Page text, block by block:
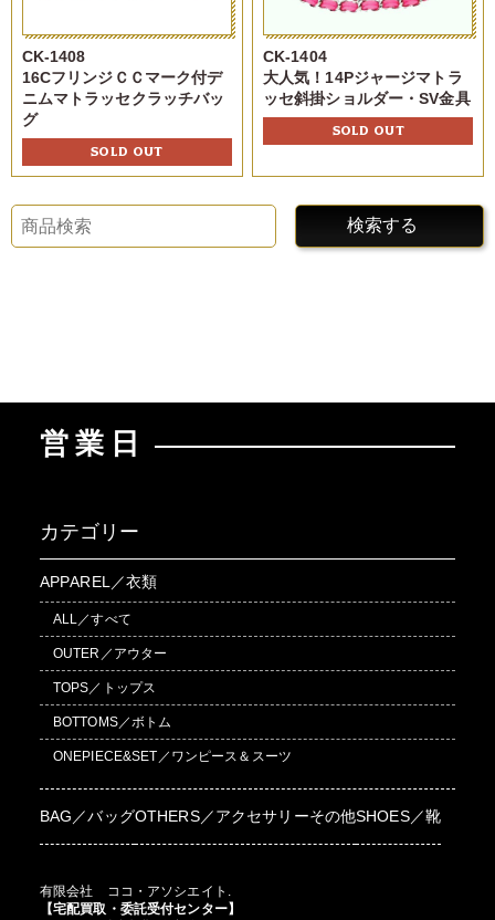
CK-1408
16CフリンジＣＣマーク付デ
ニムマトラッセクラッチバッ
グ
SOLD OUT
CK-1404
大人気！14Pジャージマトラ
ッセ斜掛ショルダー・SV金具
SOLD OUT
検索する
営業日
カテゴリー
APPAREL／衣類
ALL／すべて
OUTER／アウター
TOPS／トップス
BOTTOMS／ボトム
ONEPIECE&SET／ワンピース＆スーツ
BAG／バッグOTHERS／アクセサリーその他SHOES／靴
有限会社 ココ・アソシエイト.
【宅配買取・委託受付センター】